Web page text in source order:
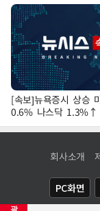
광
[속보]뉴욕증시 상승
0.6% 나스닥 1.3%↑
회사소개
PC화면